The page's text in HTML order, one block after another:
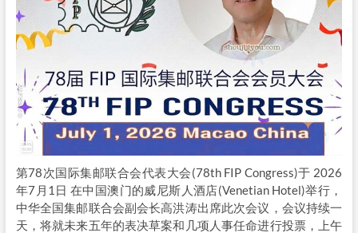
第78次国际集邮联合会代表大会(78th FIP Congress)于 2026
年7月1日 在中国澳门的威尼斯人酒店(Venetian Hotel)举行，
中华全国集邮联合会副会长高洪涛出席此次会议，会议持续一
天，将就未来五年的表决草案和几项人事任命进行投票，上午